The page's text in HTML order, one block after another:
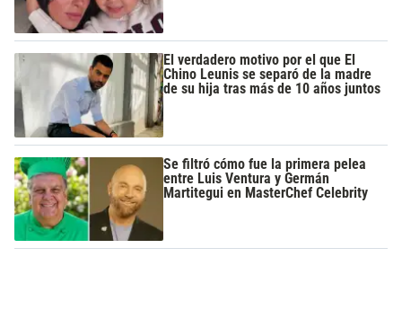
El verdadero motivo por el que El
Chino Leunis se separó de la madre
de su hija tras más de 10 años juntos
Se filtró cómo fue la primera pelea
entre Luis Ventura y Germán
Martitegui en MasterChef Celebrity